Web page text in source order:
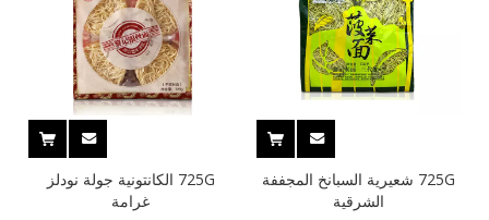
725G شعيرية السبانخ المجففة
الشرقية
725G الكانتونية جولة نودلز
غرامة